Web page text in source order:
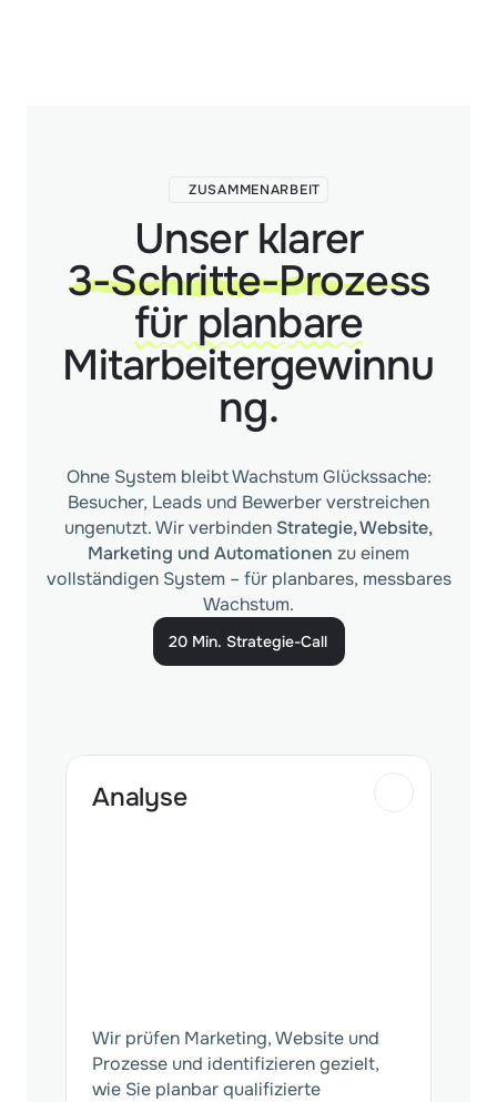
ZUSAMMENARBEIT
Unser klarer
3-Schritte-Prozess
für planbare
Mitarbeitergewinnu
ng.
Ohne System bleibt Wachstum Glückssache:
Besucher, Leads und Bewerber verstreichen
ungenutzt. Wir verbinden Strategie, Website,
Marketing und Automationen zu einem
vollständigen System – für planbares, messbares
Wachstum.
20 Min. Strategie-Call
20 Min. Strategie-Call
Analyse
Wir prüfen Marketing, Website und
Prozesse und identifizieren gezielt,
wie Sie planbar qualifizierte